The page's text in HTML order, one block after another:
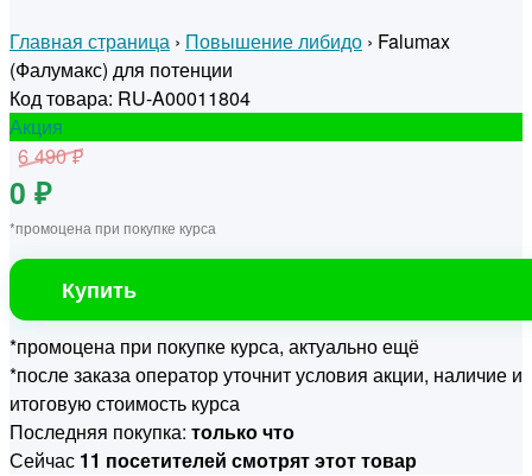
Главная страница › Повышение либидо › Falumax
(Фалумакс) для потенции
Код товара: RU-A00011804
Акция
6 490 ₽
0 ₽
*промоцена при покупке курса
Купить
*промоцена при покупке курса, актуально ещё
*после заказа оператор уточнит условия акции, наличие и
итоговую стоимость курса
Последняя покупка: только что
Сейчас 11 посетителей смотрят этот товар